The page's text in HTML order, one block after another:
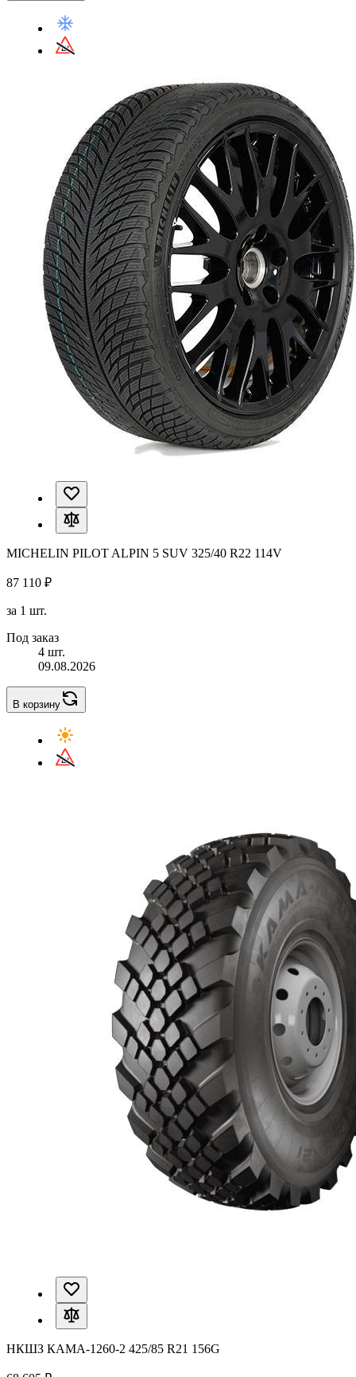
MICHELIN PILOT ALPIN 5 SUV 325/40 R22 114V
87 110 ₽
за 1 шт.
Под заказ
4 шт.
09.08.2026
В корзину
НКШЗ КАМА-1260-2 425/85 R21 156G